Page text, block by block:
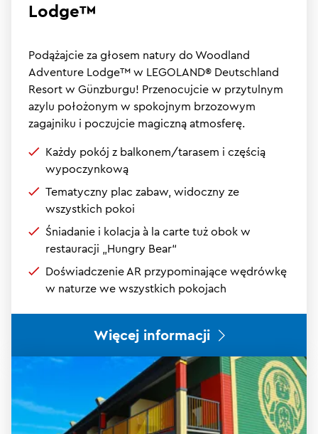
Lodge™
Podążajcie za głosem natury do Woodland
Adventure Lodge™ w LEGOLAND® Deutschland
Resort w Günzburgu! Przenocujcie w przytulnym
azylu położonym w spokojnym brzozowym
zagajniku i poczujcie magiczną atmosferę.
Każdy pokój z balkonem/tarasem i częścią
wypoczynkową
Tematyczny plac zabaw, widoczny ze
wszystkich pokoi
Śniadanie i kolacja à la carte tuż obok w
restauracji „Hungry Bear“
Doświadczenie AR przypominające wędrówkę
w naturze we wszystkich pokojach
Więcej informacji